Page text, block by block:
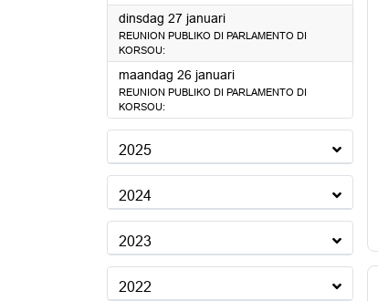
dinsdag 27 januari2026
REUNION PUBLIKO DI PARLAMENTO DI
KORSOU:
maandag 26 januari2026
REUNION PUBLIKO DI PARLAMENTO DI
KORSOU:
2025
2024
2023
2022